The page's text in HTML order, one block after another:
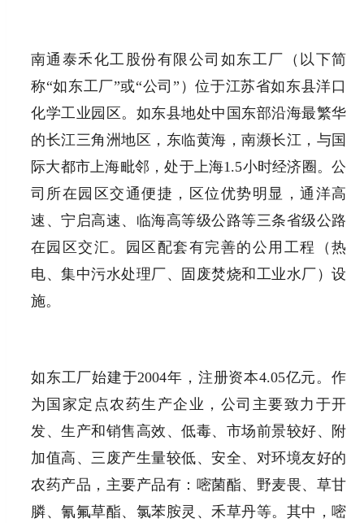
南通泰禾化工股份有限公司如东工厂（以下简
称“如东工厂”或“公司”）位于江苏省如东县洋口
化学工业园区。如东县地处中国东部沿海最繁华
的长江三角洲地区，东临黄海，南濒长江，与国
际大都市上海毗邻，处于上海1.5小时经济圈。公
司所在园区交通便捷，区位优势明显，通洋高
速、宁启高速、临海高等级公路等三条省级公路
在园区交汇。园区配套有完善的公用工程（热
电、集中污水处理厂、固废焚烧和工业水厂）设
施。
如东工厂始建于2004年，注册资本4.05亿元。作
为国家定点农药生产企业，公司主要致力于开
发、生产和销售高效、低毒、市场前景较好、附
加值高、三废产生量较低、安全、对环境友好的
农药产品，主要产品有：嘧菌酯、野麦畏、草甘
膦、氰氟草酯、氯苯胺灵、禾草丹等。其中，嘧